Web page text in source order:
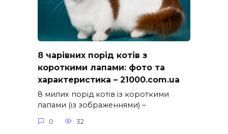
8 чарівних порід котів з
короткими лапами: фото та
характеристика – 21000.com.ua
8 милих порід котів із короткими
лапами (із зображеннями) –
0 32